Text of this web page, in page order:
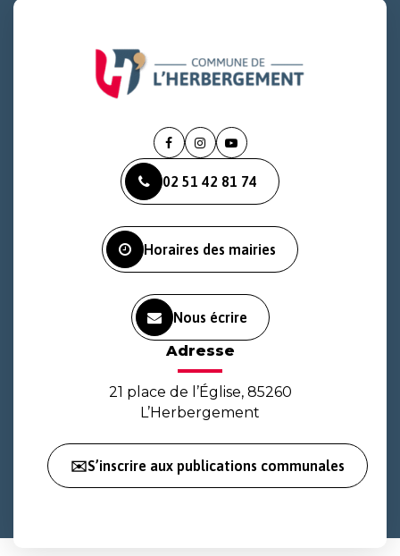
Lien
le
compte
Lien
le
compte
Lien
la
chaîne
02 51 42 81 74
Horaires des mairies
Nous écrire
Adresse
21 place de l’Église, 85260
L’Herbergement
✉️S’inscrire aux publications communales